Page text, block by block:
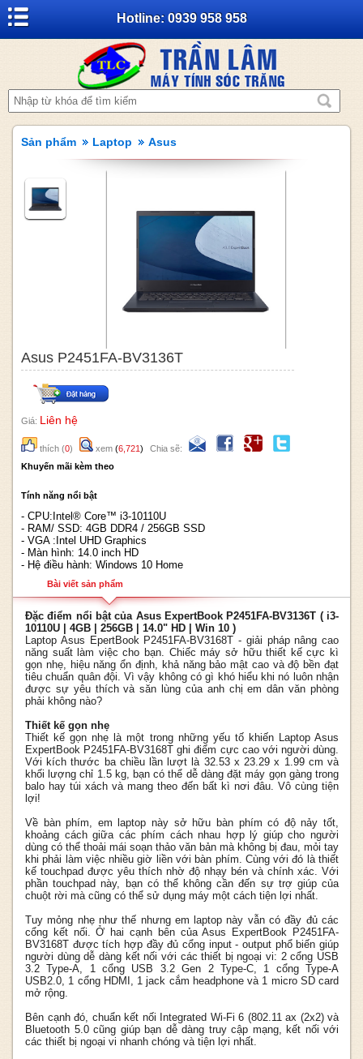
Hotline: 0939 958 958
Sản phẩm Laptop Asus
Asus P2451FA-BV3136T
Giá: Liên hệ
thích (0) xem (6,721)
Chia sẽ:
Khuyến mãi kèm theo
Tính năng nổi bật
- CPU:Intel® Core™ i3-10110U
- RAM/ SSD: 4GB DDR4 / 256GB SSD
- VGA :Intel UHD Graphics
- Màn hình: 14.0 inch HD
- Hệ điều hành: Windows 10 Home
Bài viết sản phẩm
Đặc điểm nổi bật của Asus ExpertBook P2451FA-BV3136T ( i3-
10110U | 4GB | 256GB | 14.0" HD | Win 10 )
Laptop Asus EpertBook P2451FA-BV3168T - giải pháp nâng cao
năng suất làm việc cho bạn. Chiếc máy sở hữu thiết kế cực kì
gọn nhẹ, hiệu năng ổn định, khả năng bảo mật cao và độ bền đạt
tiêu chuẩn quân đội. Vì vậy không có gì khó hiểu khi nó luôn nhận
được sự yêu thích và săn lùng của anh chị em dân văn phòng
phải không nào?
Thiết kế gọn nhẹ
Thiết kế gọn nhẹ là một trong những yếu tố khiến Laptop Asus
ExpertBook P2451FA-BV3168T ghi điểm cực cao với người dùng.
Với kích thước ba chiều lần lượt là 32.53 x 23.29 x 1.99 cm và
khối lượng chỉ 1.5 kg, bạn có thể dễ dàng đặt máy gọn gàng trong
balo hay túi xách và mang theo đến bất kì nơi đâu. Vô cùng tiện
lợi!
Về bàn phím, em laptop này sở hữu bàn phím có độ nảy tốt,
khoảng cách giữa các phím cách nhau hợp lý giúp cho người
dùng có thể thoải mái soạn thảo văn bản mà không bị đau, mỏi tay
khi phải làm việc nhiều giờ liền với bàn phím. Cùng với đó là thiết
kế touchpad được yêu thích nhờ độ nhạy bén và chính xác. Với
phần touchpad này, bạn có thể không cần đến sự trợ giúp của
chuột rời mà cũng có thể sử dụng máy một cách tiện lợi nhất.
Tuy mỏng nhẹ như thế nhưng em laptop này vẫn có đầy đủ các
cổng kết nối. Ở hai cạnh bên của Asus ExpertBook P2451FA-
BV3168T được tích hợp đầy đủ cổng input - output phổ biến giúp
người dùng dễ dàng kết nối với các thiết bị ngoại vi: 2 cổng USB
3.2 Type-A, 1 cổng USB 3.2 Gen 2 Type-C, 1 cổng Type-A
USB2.0, 1 cổng HDMI, 1 jack cắm headphone và 1 micro SD card
mở rộng.
Bên cạnh đó, chuẩn kết nối Integrated Wi-Fi 6 (802.11 ax (2x2) và
Bluetooth 5.0 cũng giúp bạn dễ dàng truy cập mạng, kết nối với
các thiết bị ngoại vi nhanh chóng và tiện lợi nhất.